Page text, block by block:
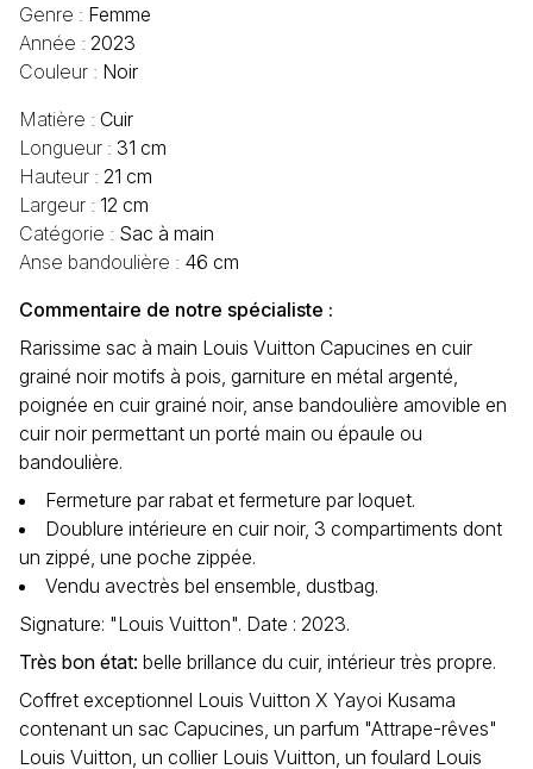
Genre : Femme
Année : 2023
Couleur : Noir
Matière : Cuir
Longueur : 31 cm
Hauteur : 21 cm
Largeur : 12 cm
Catégorie : Sac à main
Anse bandoulière : 46 cm
Commentaire de notre spécialiste :
Rarissime sac à main Louis Vuitton Capucines en cuir
grainé noir motifs à pois, garniture en métal argenté,
poignée en cuir grainé noir, anse bandoulière amovible en
cuir noir permettant un porté main ou épaule ou
bandoulière.
Fermeture par rabat et fermeture par loquet.
Doublure intérieure en cuir noir, 3 compartiments dont
un zippé, une poche zippée.
Vendu avectrès bel ensemble, dustbag.
Signature: "Louis Vuitton". Date : 2023.
Très bon état: belle brillance du cuir, intérieur très propre.
Coffret exceptionnel Louis Vuitton X Yayoi Kusama
contenant un sac Capucines, un parfum "Attrape-rêves"
Louis Vuitton, un collier Louis Vuitton, un foulard Louis